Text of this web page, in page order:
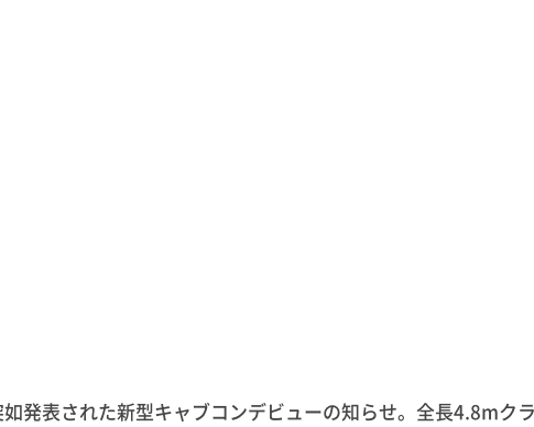
発表された新型キャブコンデビューの知らせ。全長4.8mク